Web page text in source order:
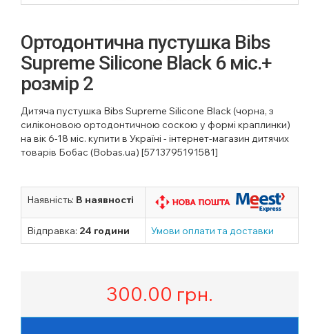
Ортодонтична пустушка Bibs
Supreme Silicone Black 6 міс.+
розмір 2
Дитяча пустушка Bibs Supreme Silicone Black (чорна, з
силіконовою ортодонтичною соскою у формі краплинки)
на вік 6-18 міс. купити в Україні - інтернет-магазин дитячих
товарів Бобас (Bobas.ua) [5713795191581]
Наявність: В наявності
Відправка: 24 години Умови оплати та доставки
300.00 грн.